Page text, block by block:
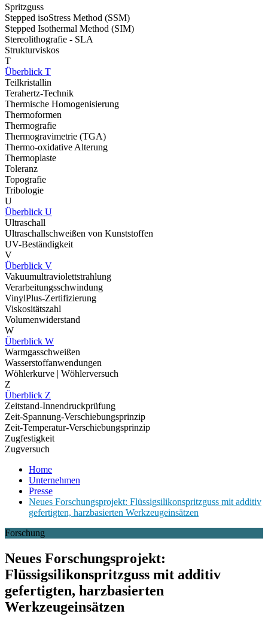
Spritzguss
Stepped isoStress Method (SSM)
Stepped Isothermal Method (SIM)
Stereolithografie - SLA
Strukturviskos
T
Überblick T
Teilkristallin
Terahertz-Technik
Thermische Homogenisierung
Thermoformen
Thermografie
Thermogravimetrie (TGA)
Thermo-oxidative Alterung
Thermoplaste
Toleranz
Topografie
Tribologie
U
Überblick U
Ultraschall
Ultraschallschweißen von Kunststoffen
UV-Beständigkeit
V
Überblick V
Vakuumultraviolettstrahlung
Verarbeitungsschwindung
VinylPlus-Zertifizierung
Viskositätszahl
Volumenwiderstand
W
Überblick W
Warmgasschweißen
Wasserstoffanwendungen
Wöhlerkurve | Wöhlerversuch
Z
Überblick Z
Zeitstand-Innendruckprüfung
Zeit-Spannung-Verschiebungsprinzip
Zeit-Temperatur-Verschiebungsprinzip
Zugfestigkeit
Zugversuch
Home
Unternehmen
Presse
Neues Forschungsprojekt: Flüssigsilikonspritzguss mit additiv
gefertigten, harzbasierten Werkzeugeinsätzen
Forschung
Neues Forschungsprojekt:
Flüssigsilikonspritzguss mit additiv
gefertigten, harzbasierten
Werkzeugeinsätzen